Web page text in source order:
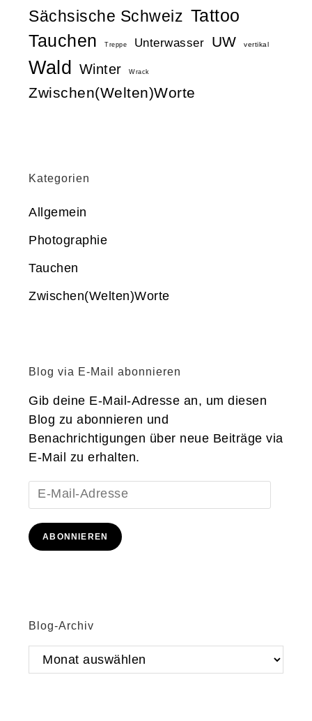
Sächsische Schweiz Tattoo
Tauchen
Treppe Unterwasser UW vertikal
Wald Winter Wrack
Zwischen(Welten)Worte
Kategorien
Allgemein
Photographie
Tauchen
Zwischen(Welten)Worte
Blog via E-Mail abonnieren
Gib deine E-Mail-Adresse an, um diesen
Blog zu abonnieren und
Benachrichtigungen über neue Beiträge via
E-Mail zu erhalten.
E-
Mail-
Adresse
ABONNIEREN
Blog-Archiv
Blog-
Archiv